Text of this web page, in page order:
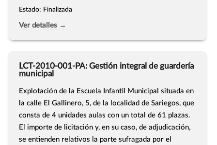
Estado: Finalizada
Ver detalles →
LCT-2010-001-PA: Gestión integral de guardería
municipal
Explotación de la Escuela Infantil Municipal situada en
la calle El Gallinero, 5, de la localidad de Sariegos, que
consta de 4 unidades aulas con un total de 61 plazas.
El importe de licitación y, en su caso, de adjudicación,
se entienden relativos la parte sufragada por el